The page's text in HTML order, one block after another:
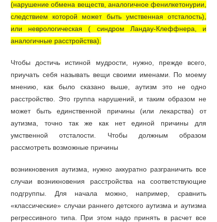
(нарушение обмена веществ, аналогичное фенилкетонурии,
следствием которой может быть умственная отсталость),
или неврологическая ( синдром Ландау-Клеффнера, и
аналогичные расстройства).
Чтобы достичь истиной мудрости, нужно, прежде всего,
приучать себя называть вещи своими именами. По моему
мнению, как было сказано выше, аутизм это не одно
расстройство. Это группа нарушений, и таким образом не
может быть единственной причины (или лекарства) от
аутизма, точно так же как нет единой причины для
умственной отсталости. Чтобы должным образом
рассмотреть возможные причины
возникновения аутизма, нужно аккуратно разграничить все
случаи возникновения расстройства на соответствующие
подгруппы. Для начала можно, например, сравнить
«классические» случаи раннего детского аутизма и аутизма
регрессивного типа. При этом надо принять в расчет все